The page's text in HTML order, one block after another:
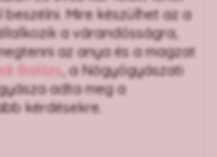
Mire készülhet az a
a várandósságra,
az anya és a magzat
Balázs, a Nőgyógyászati
adta meg a
kérdésekre.